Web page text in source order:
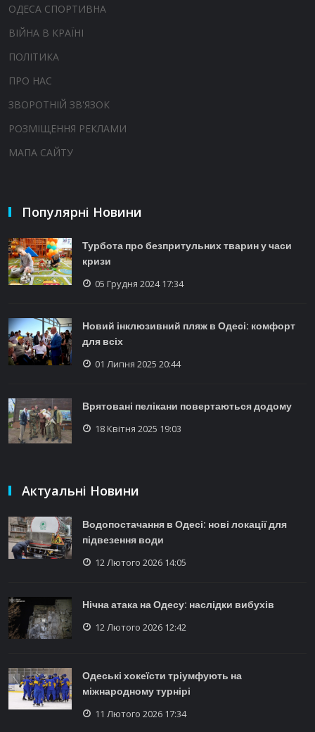
ОДЕСА СПОРТИВНА
ВІЙНА В КРАЇНІ
ПОЛІТИКА
ПРО НАС
ЗВОРОТНІЙ ЗВ'ЯЗОК
РОЗМІЩЕННЯ РЕКЛАМИ
МАПА САЙТУ
Популярні Новини
Турбота про безпритульних тварин у часи
кризи
05 Грудня 2024 17:34
Новий інклюзивний пляж в Одесі: комфорт
для всіх
01 Липня 2025 20:44
Врятовані пелікани повертаються додому
18 Квітня 2025 19:03
Актуальні Новини
Водопостачання в Одесі: нові локації для
підвезення води
12 Лютого 2026 14:05
Нічна атака на Одесу: наслідки вибухів
12 Лютого 2026 12:42
Одеські хокеїсти тріумфують на
міжнародному турнірі
11 Лютого 2026 17:34